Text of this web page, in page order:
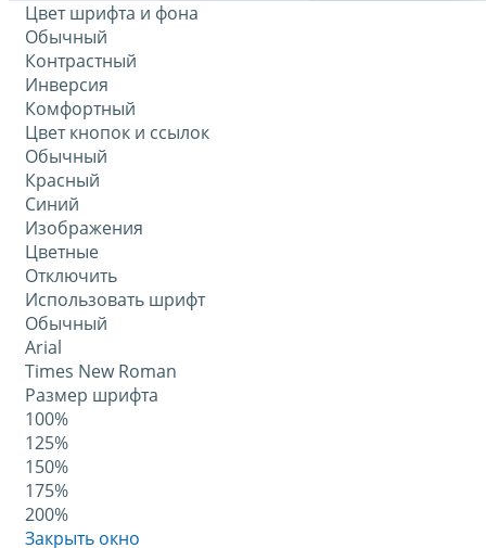
Цвет шрифта и фона
Обычный
Контрастный
Инверсия
Комфортный
Цвет кнопок и ссылок
Обычный
Красный
Синий
Изображения
Цветные
Отключить
Использовать шрифт
Обычный
Arial
Times New Roman
Размер шрифта
100%
125%
150%
175%
200%
Закрыть окно